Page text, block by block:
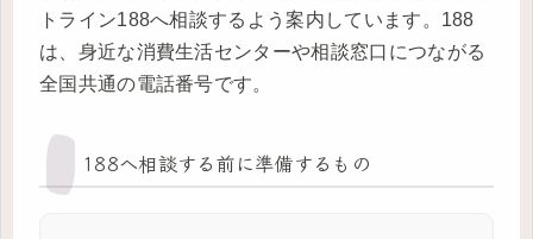
トライン188へ相談するよう案内しています。188
は、身近な消費生活センターや相談窓口につながる
全国共通の電話番号です。
188へ相談する前に準備するもの